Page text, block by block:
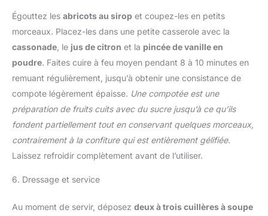
Égouttez les abricots au sirop et coupez-les en petits
morceaux. Placez-les dans une petite casserole avec la
cassonade , le jus de citron et la pincée de vanille en
poudre. Faites cuire à feu moyen pendant 8 à 10 minutes en
remuant régulièrement, jusqu’à obtenir une consistance de
compote légèrement épaisse. Une compotée est une
préparation de fruits cuits avec du sucre jusqu’à ce qu’ils
fondent partiellement tout en conservant quelques morceaux,
contrairement à la confiture qui est entièrement gélifiée.
Laissez refroidir complètement avant de l’utiliser.
6. Dressage et service
Au moment de servir, déposez deux à trois cuillères à soupe